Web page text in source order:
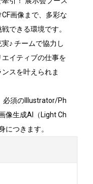
画像まで、多彩な
できる環境です。
♪ チームで協力し
イティブの仕事を
スを叶えられま
必須のIllustrator/Ph
像生成AI（Light Ch
につきます。